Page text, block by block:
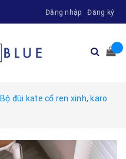
Đăng nhập Đăng ký
Bộ đùi kate cổ ren xinh, karo